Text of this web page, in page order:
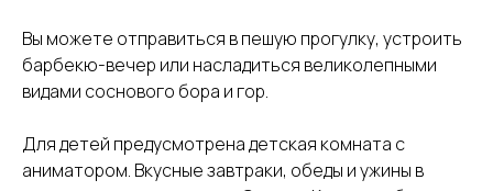
Вы можете отправиться в пешую прогулку, устроить
барбекю-вечер или насладиться великолепными
видами соснового бора и гор.
Для детей предусмотрена детская комната с
аниматором. Вкусные завтраки, обеды и ужины в